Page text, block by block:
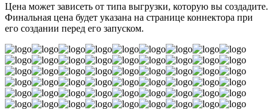
Цена может зависеть от типа выгрузки, которую вы создадите.
Финальная цена будет указана на странице коннектора при
его создании перед его запуском.